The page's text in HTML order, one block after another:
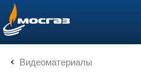
info@mos-gaz.ru
Видеоматериалы